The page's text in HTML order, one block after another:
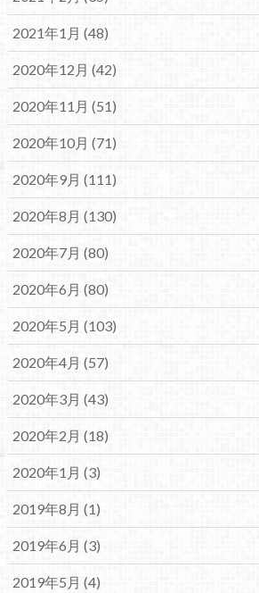
2021年1月 (48)
2020年12月 (42)
2020年11月 (51)
2020年10月 (71)
2020年9月 (111)
2020年8月 (130)
2020年7月 (80)
2020年6月 (80)
2020年5月 (103)
2020年4月 (57)
2020年3月 (43)
2020年2月 (18)
2020年1月 (3)
2019年8月 (1)
2019年6月 (3)
2019年5月 (4)